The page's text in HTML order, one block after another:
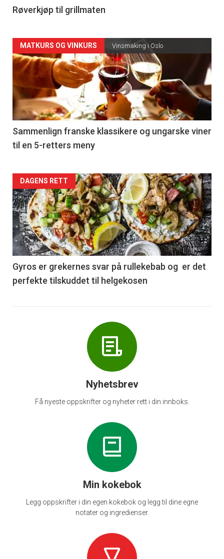
4
Røverkjøp til grillmaten
Forsiden
akkurat
nå
-
5
MATKURS OG VINKURS Vinsmaking i Oslo
Sammenlign franske klassikere og ungarske viner
til en 5-retters meny
Forsiden
akkurat
nå
-
6
DAGENS RETT
Gyros er grekernes svar på rullekebab og er det
perfekte tilskuddet til helgekosen
Nyhetsbrev
Få nyeste oppskrifter og nyheter rett i din innboks.
Min kokebok
Legg oppskrifter i din egen kokebok og legg til dine egne
notater og ingredienser.